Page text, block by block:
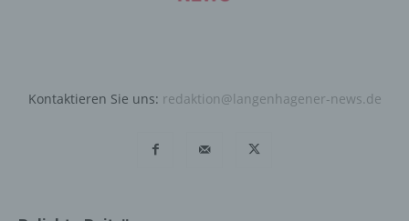
Kontaktieren Sie uns: redaktion@langenhagener-news.de
anonym erhobenen Daten und Informationen werden
durch uns daher einerseits statistisch und ferner mit dem
Datensicherheit in unserem Unternehmen zu erhöhen,